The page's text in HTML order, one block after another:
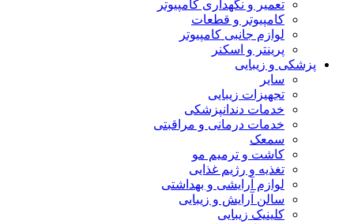
تعمیر و نگهداری کامپیوتر
کامپیوتر و قطعات
لوازم جانبی کامپیوتر
پرینتر و اسکنر
پزشکی و زیبایی
سایر
تجهیزات زیبایی
خدمات دندانپزشکی
خدمات درمانی و مراقبتی
سمعک
کاشت و ترمیم مو
تغذیه و رژیم غذایی
لوازم آرایشی و بهداشتی
سالن آرایش و زیبایی
کلینیک زیبایی